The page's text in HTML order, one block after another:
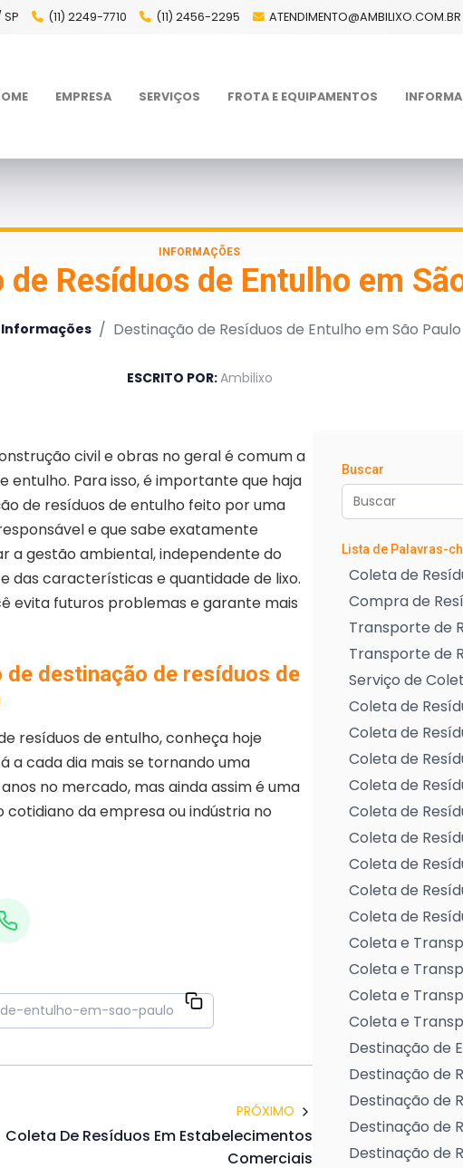
SP (11) 2249-7710 (11) 2456-2295 ATENDIMENTO@AMBILIXO.COM.BR
EMPRESA SERVIÇOS FROTA E EQUIPAMENTOS
INFORMAÇÕES
de Resíduos de Entulho em
Informações / Destinação de Resíduos de Entulho em São Paulo
ESCRITO POR:Ambilixo
civil e obras no geral é comum a
entulho. Para isso, é importante que haja
de resíduos de entulho feito por uma
e que sabe exatamente
a gestão ambiental, independente do
das características e quantidade de lixo.
evita futuros problemas e garante mais
de destinação de resíduos de
resíduos de entulho, conheça hoje
a cada dia mais se tornando uma
no mercado, mas ainda assim é uma
da empresa ou indústria no
PRÓXIMO
Coleta De Resíduos Em Estabelecimentos
Comerciais
Buscar
Lista de Palavras-
Coleta de
Compra de
Transporte de
Transporte de
Serviço de
Coleta de
Coleta de
Coleta de
Coleta de
Coleta de
Coleta de
Coleta de
Coleta de
Coleta de
Coleta e
Coleta e
Coleta e
Coleta e
Destinação de
Destinação de
Destinação de
Destinação de
Destinação de